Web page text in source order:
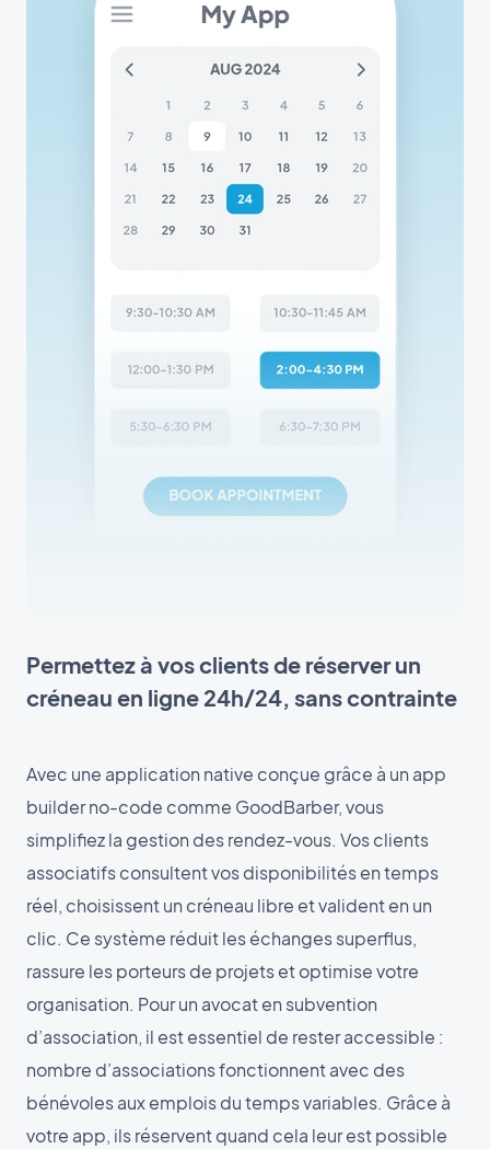
Permettez à vos clients de réserver un
créneau en ligne 24h/24, sans contrainte
Avec une application native conçue grâce à un app
builder no-code comme GoodBarber, vous
simplifiez la gestion des rendez-vous. Vos clients
associatifs consultent vos disponibilités en temps
réel, choisissent un créneau libre et valident en un
clic. Ce système réduit les échanges superflus,
rassure les porteurs de projets et optimise votre
organisation. Pour un avocat en subvention
d’association, il est essentiel de rester accessible :
nombre d’associations fonctionnent avec des
bénévoles aux emplois du temps variables. Grâce à
votre app, ils réservent quand cela leur est possible